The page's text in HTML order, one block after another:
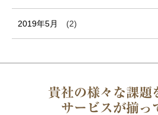
2019年5月 (2)
貴社の様々な課題
サービスが揃っ